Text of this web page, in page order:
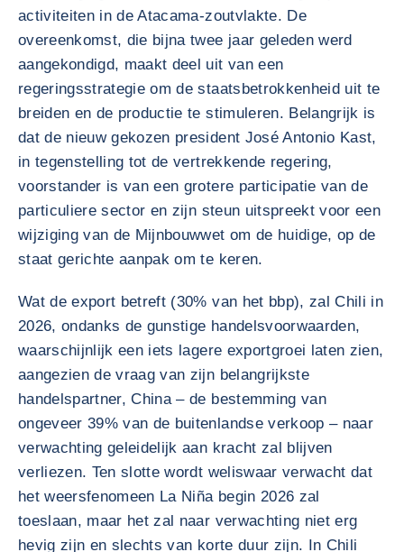
activiteiten in de Atacama-zoutvlakte. De
overeenkomst, die bijna twee jaar geleden werd
aangekondigd, maakt deel uit van een
regeringsstrategie om de staatsbetrokkenheid uit te
breiden en de productie te stimuleren. Belangrijk is
dat de nieuw gekozen president José Antonio Kast,
in tegenstelling tot de vertrekkende regering,
voorstander is van een grotere participatie van de
particuliere sector en zijn steun uitspreekt voor een
wijziging van de Mijnbouwwet om de huidige, op de
staat gerichte aanpak om te keren.
Wat de export betreft (30% van het bbp), zal Chili in
2026, ondanks de gunstige handelsvoorwaarden,
waarschijnlijk een iets lagere exportgroei laten zien,
aangezien de vraag van zijn belangrijkste
handelspartner, China – de bestemming van
ongeveer 39% van de buitenlandse verkoop – naar
verwachting geleidelijk aan kracht zal blijven
verliezen. Ten slotte wordt weliswaar verwacht dat
het weersfenomeen La Niña begin 2026 zal
toeslaan, maar het zal naar verwachting niet erg
hevig zijn en slechts van korte duur zijn. In Chili